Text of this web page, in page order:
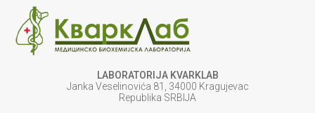
LABORATORIJA KVARKLAB
Janka Veselinovića 81, 34000 Kragujevac
Republika SRBIJA